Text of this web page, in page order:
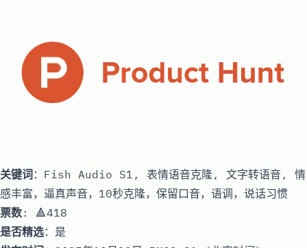
关键词 ：Fish Audio S1, 表情语音克隆, 文字转语音, 情
感丰富，逼真声音，10秒克隆，保留口音，语调，说话习惯
票数: 🔺418
是否精选：是